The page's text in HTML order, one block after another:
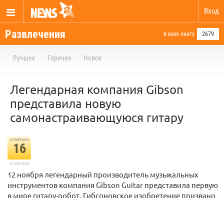
Вход
Развлечения в мою ленту 2679
Лучшее Горячее Новое
Легендарная компания Gibson
представила новую
самонастраивающуюся гитару
отметили
16
в архиве
12 ноября легендарный производитель музыкальных
инструментов компания Gibson Guitar представила первую
в мире гитару-робот. Гибсоновское изобретение призвано